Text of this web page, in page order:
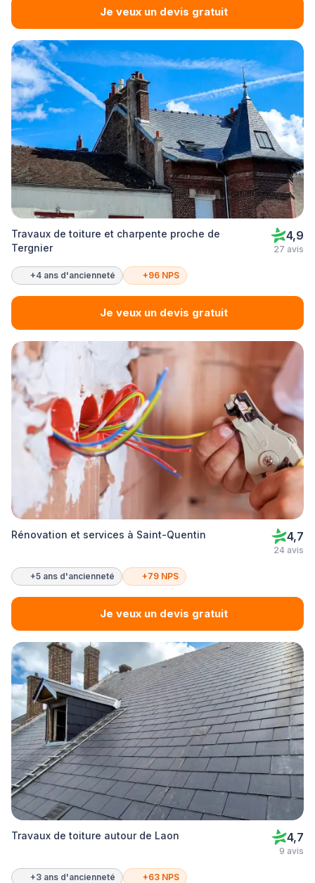
Je veux un devis gratuit
Travaux de toiture et charpente proche de
Tergnier
4,9
27 avis
+4 ans d'ancienneté +96 NPS
Je veux un devis gratuit
Rénovation et services à Saint-Quentin 4,7
24 avis
+5 ans d'ancienneté +79 NPS
Je veux un devis gratuit
Travaux de toiture autour de Laon 4,7
9 avis
+3 ans d'ancienneté +63 NPS